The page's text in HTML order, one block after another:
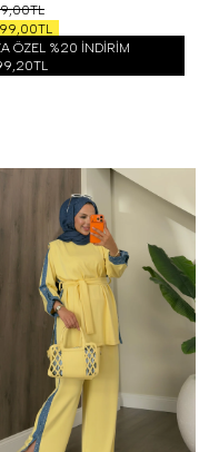
ÖZEL %20 İNDİRİM